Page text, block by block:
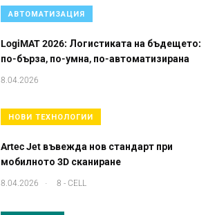
АВТОМАТИЗАЦИЯ
LogiMAT 2026: Логистиката на бъдещето:
по-бърза, по-умна, по-автоматизирана
8.04.2026
НОВИ ТЕХНОЛОГИИ
Artec Jet въвежда нов стандарт при
мобилното 3D сканиране
8.04.2026 . 8 - CELL